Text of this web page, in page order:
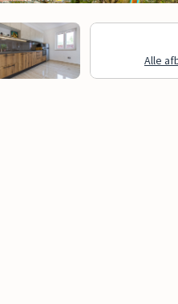
Alle